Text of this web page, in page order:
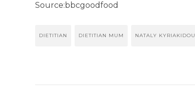
Source:bbcgoodfood
DIETITIAN DIETITIAN MUM NATALY KYRIAKIDOU